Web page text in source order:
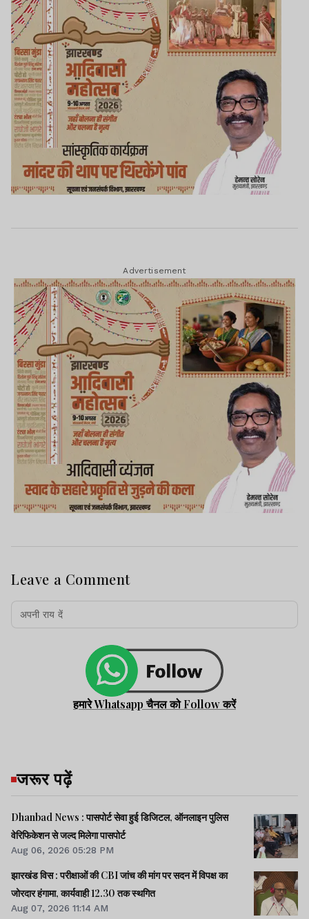
Advertisement
Leave a Comment
हमारे Whatsapp चैनल को Follow करें
जरूर पढ़ें
Dhanbad News : पासपोर्ट सेवा हुई डिजिटल, ऑनलाइन पुलिस
वेरिफिकेशन से जल्द मिलेगा पासपोर्ट
Aug 06, 2026 05:28 PM
झारखंड विस : परीक्षाओं की CBI जांच की मांग पर सदन में विपक्ष का
जोरदार हंगामा, कार्यवाही 12.30 तक स्थगित
Aug 07, 2026 11:14 AM